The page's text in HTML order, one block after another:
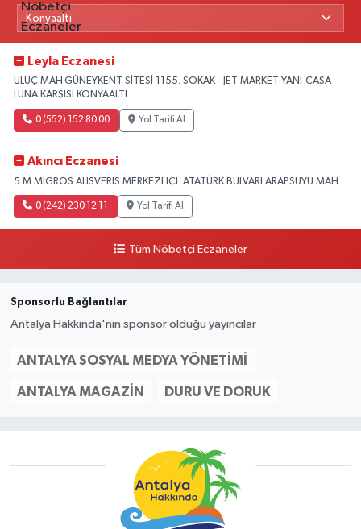
Leyla Eczanesi
ULUÇ MAH.GÜNEYKENT SİTESİ 1155. SOKAK - JET MARKET YANI-CASA
LUNA KARŞISI KONYAALTI
0 (552) 152 80 00 Yol Tarifi Al
Akıncı Eczanesi
5 M MIGROS ALISVERIS MERKEZI IÇI. ATATÜRK BULVARI.ARAPSUYU MAH.
0 (242) 230 12 11 Yol Tarifi Al
Tüm Nöbetçi Eczaneler
Sponsorlu Bağlantılar
Antalya Hakkında'nın sponsor olduğu yayıncılar
ANTALYA SOSYAL MEDYA YÖNETIMI
ANTALYA MAGAZIN DURU VE DORUK